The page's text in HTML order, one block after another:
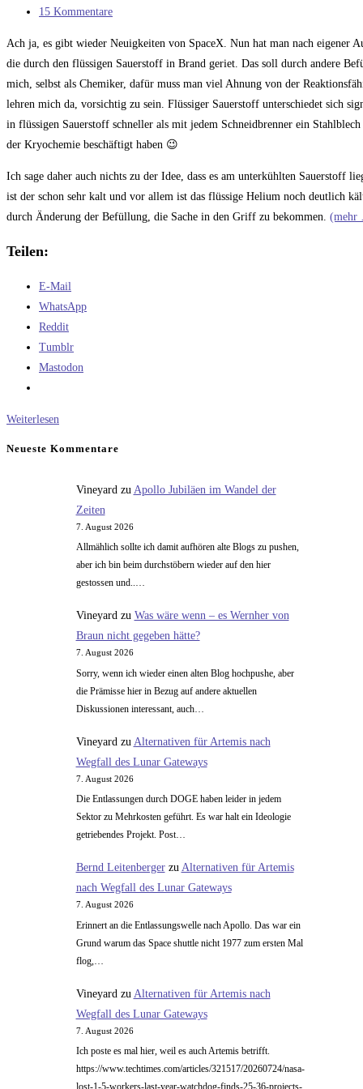
Kategorie:
Beitrags-
15 Kommentare
Ach ja, es gibt wieder Neuigkeiten von SpaceX. Nun hat man nach eigener
die durch den flüssigen Sauerstoff in Brand geriet. Das soll durch andere
mich, selbst als Chemiker, dafür muss man viel Ahnung von der
lehren mich da, vorsichtig zu sein. Flüssiger Sauerstoff unterschiedet sich
in flüssigen Sauerstoff schneller als mit jedem Schneidbrenner ein
der Kryochemie beschäftigt haben 😉
Ich sage daher auch nichts zu der Idee, dass es am unterkühlten Sauerstoff
ist der schon sehr kalt und vor allem ist das flüssige Helium noch deutlich
durch Änderung der Befüllung, die Sache in den Griff zu bekommen.
Teilen:
E-Mail
WhatsApp
Reddit
Tumblr
Mastodon
Weiterlesen
doch
Neueste Kommentare
Vineyard zu Apollo Jubiläen im Wandel der
Zeiten
7. August 2026
Allmählich sollte ich damit aufhören alte Blogs zu pushen,
aber ich bin beim durchstöbern wieder auf den hier
gestossen und..…
Vineyardzu Was wäre wenn – es Wernher von
Braun nicht gegeben hätte?
7. August 2026
Sorry, wenn ich wieder einen alten Blog hochpushe, aber
die Prämisse hier in Bezug auf andere aktuellen
Diskussionen interessant, auch…
Vineyard zu Alternativen für Artemis nach
Wegfall des Lunar Gateways
7. August 2026
Die Entlassungen durch DOGE haben leider in jedem
Sektor zu Mehrkosten geführt. Es war halt ein Ideologie
getriebendes Projekt. Post…
Bernd Leitenbergerzu Alternativen für Artemis
nach Wegfall des Lunar Gateways
7. August 2026
Erinnert an die Entlassungswelle nach Apollo. Das war ein
Grund warum das Space shuttle nicht 1977 zum ersten Mal
flog,…
Vineyard zu Alternativen für Artemis nach
Wegfall des Lunar Gateways
7. August 2026
Ich poste es mal hier, weil es auch Artemis betrifft.
https://www.techtimes.com/articles/321517/20260724/nasa-